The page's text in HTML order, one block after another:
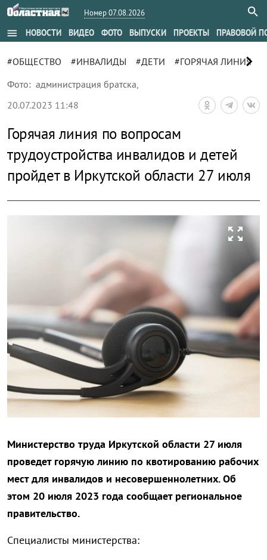
Номер 07.08.2026
menu НОВОСТИ ВИДЕО ФОТО ВЫПУСКИ ПРОЕКТЫ ПРАВОВОЙ
#ОБЩЕСТВО #ИНВАЛИДЫ #ДЕТИ #ГОРЯЧАЯ ЛИНИЯ
chevron_right
Фото: администрация братска,
20.07.2023 11:48
Горячая линия по вопросам
трудоустройства инвалидов и детей
пройдет в Иркутской области 27 июля
zoom_out_map
Министерство труда Иркутской области 27 июля
проведет горячую линию по квотированию рабочих
мест для инвалидов и несовершеннолетних. Об
этом 20 июля 2023 года сообщает региональное
правительство.
Специалисты министерства: